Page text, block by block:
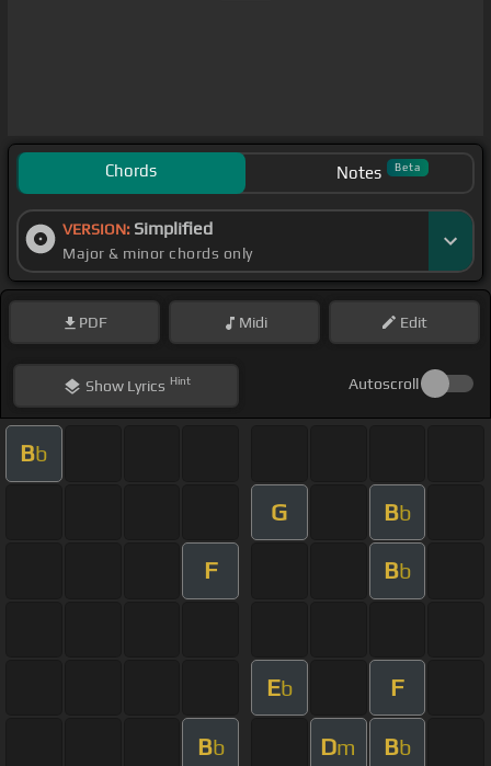
Chords Notes Beta
VERSION: Simplified
Major & minor chords only
PDF Midi Edit
ShowLyrics Hint Autoscroll
Bb
G Bb
F Bb
Eb F
Bb Dm Bb